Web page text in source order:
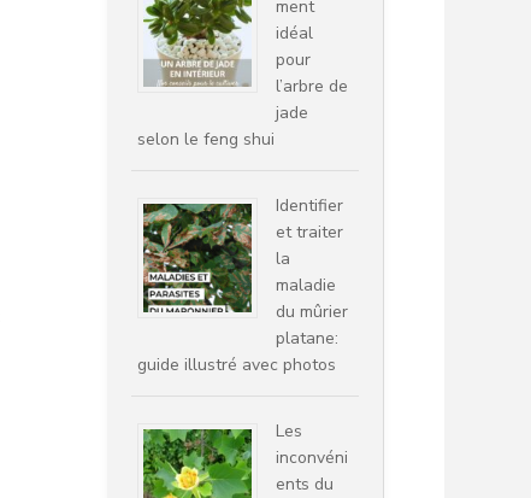
ment
idéal
pour
l’arbre de
jade
selon le feng shui
Identifier
et traiter
la
maladie
du mûrier
platane:
guide illustré avec photos
Les
inconvéni
ents du